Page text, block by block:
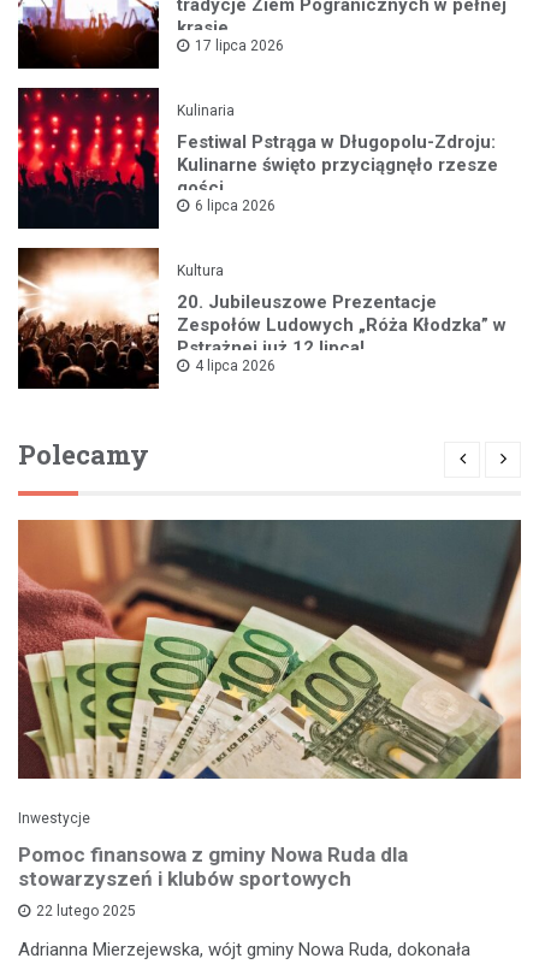
tradycje Ziem Pogranicznych w pełnej
krasie
17 lipca 2026
Kulinaria
Festiwal Pstrąga w Długopolu-Zdroju:
Kulinarne święto przyciągnęło rzesze
gości
6 lipca 2026
Kultura
20. Jubileuszowe Prezentacje
Zespołów Ludowych „Róża Kłodzka” w
Pstrążnej już 12 lipca!
4 lipca 2026
Polecamy
Inwestycje
Pomoc finansowa z gminy Nowa Ruda dla
stowarzyszeń i klubów sportowych
22 lutego 2025
Adrianna Mierzejewska, wójt gminy Nowa Ruda, dokonała